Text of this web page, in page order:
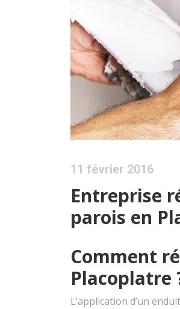
11 février 2016
Entreprise
parois en
Comment
Placoplatre
L’application d’un